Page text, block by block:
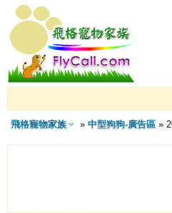
飛格寵物家族 » 中型狗狗-廣告區»